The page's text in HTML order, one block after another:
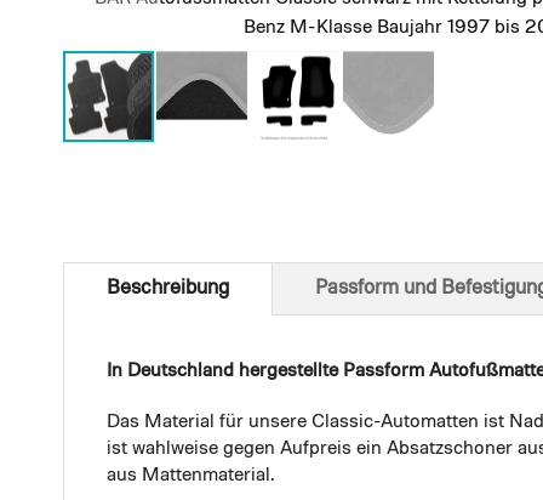
Benz M-Klasse Baujahr 1997 bis
of
Beschreibung
In Deutschland hergestellte Passform
Das Material für unsere Classic-Automatten ist
ist wahlweise gegen Aufpreis ein Absatzschoner
aus Mattenmaterial.
Passform und